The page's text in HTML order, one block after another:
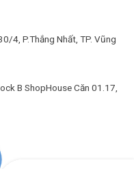
4, P.Thắng Nhất, TP. Vũng
B ShopHouse Căn 01.17,